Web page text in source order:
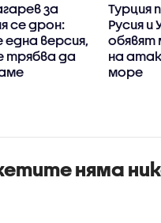
за
се дрон:
версия,
трябва да
Турция
Русия и
на
море
няма